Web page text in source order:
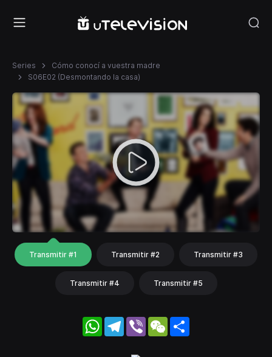
Series
Cómo conocí a vuestra madre
S06E02 (Desmontando la casa)
Transmitir #1 Transmitir #2 Transmitir #3
Transmitir #4 Transmitir #5
WhatsApp
Telegram
Viber WeChat